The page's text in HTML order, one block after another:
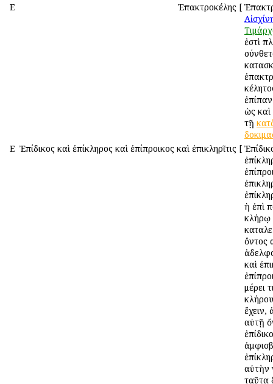
Ε
Ἐπακτροκέλης [
ἐστὶ
ὡς καὶ
τῇ
Ε Ἐπίδικος καὶ ἐπίκληρος καὶ ἐπίπροικος καὶ ἐπικληρῖτις [
ἡ ἐπὶ
ὄντος
καὶ
μέρει
αὐτῇ
αὐτὴν
ταῦτα